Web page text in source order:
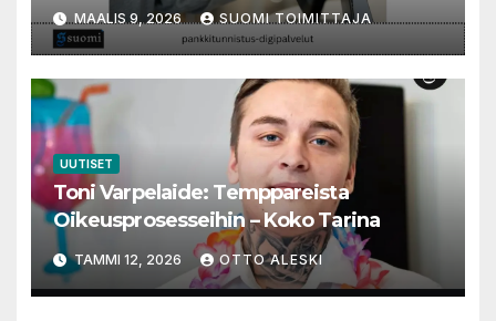
verkkotaloutta
MAALIS 9, 2026 SUOMI TOIMITTAJA
UUTISET
Toni Varpelaide: Temppareista
Oikeusprosesseihin – Koko Tarina
TAMMI 12, 2026 OTTO ALESKI